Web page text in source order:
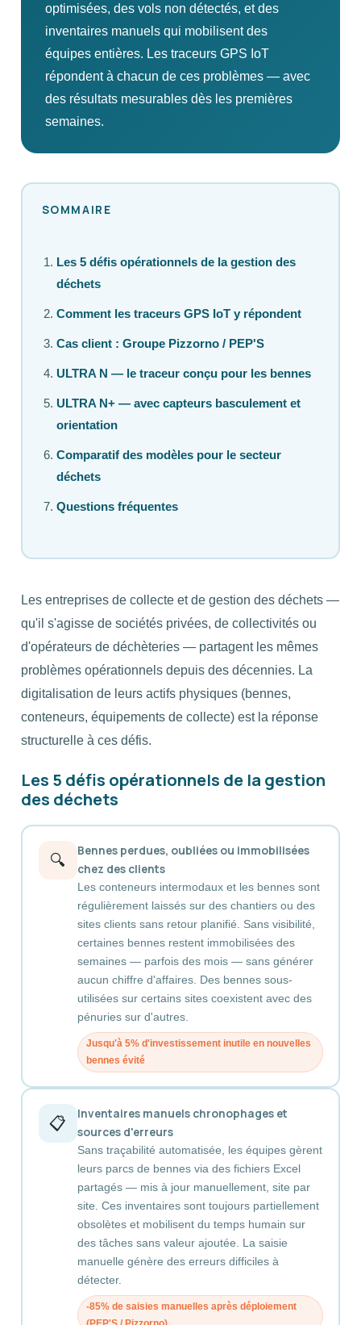
optimisées, des vols non détectés, et des
inventaires manuels qui mobilisent des
équipes entières. Les traceurs GPS IoT
répondent à chacun de ces problèmes — avec
des résultats mesurables dès les premières
semaines.
SOMMAIRE
Les 5 défis opérationnels de la gestion des
déchets
Comment les traceurs GPS IoT y répondent
Cas client : Groupe Pizzorno / PEP'S
ULTRA N — le traceur conçu pour les bennes
ULTRA N+ — avec capteurs basculement et
orientation
Comparatif des modèles pour le secteur
déchets
Questions fréquentes
Les entreprises de collecte et de gestion des déchets —
qu'il s'agisse de sociétés privées, de collectivités ou
d'opérateurs de déchèteries — partagent les mêmes
problèmes opérationnels depuis des décennies. La
digitalisation de leurs actifs physiques (bennes,
conteneurs, équipements de collecte) est la réponse
structurelle à ces défis.
Les 5 défis opérationnels de la gestion
des déchets
🔍
Bennes perdues, oubliées ou immobilisées
chez des clients
Les conteneurs intermodaux et les bennes sont
régulièrement laissés sur des chantiers ou des
sites clients sans retour planifié. Sans visibilité,
certaines bennes restent immobilisées des
semaines — parfois des mois — sans générer
aucun chiffre d'affaires. Des bennes sous-
utilisées sur certains sites coexistent avec des
pénuries sur d'autres.
Jusqu'à 5% d'investissement inutile en nouvelles
bennes évité
📋
Inventaires manuels chronophages et
sources d'erreurs
Sans traçabilité automatisée, les équipes gèrent
leurs parcs de bennes via des fichiers Excel
partagés — mis à jour manuellement, site par
site. Ces inventaires sont toujours partiellement
obsolètes et mobilisent du temps humain sur
des tâches sans valeur ajoutée. La saisie
manuelle génère des erreurs difficiles à
détecter.
-85% de saisies manuelles après déploiement